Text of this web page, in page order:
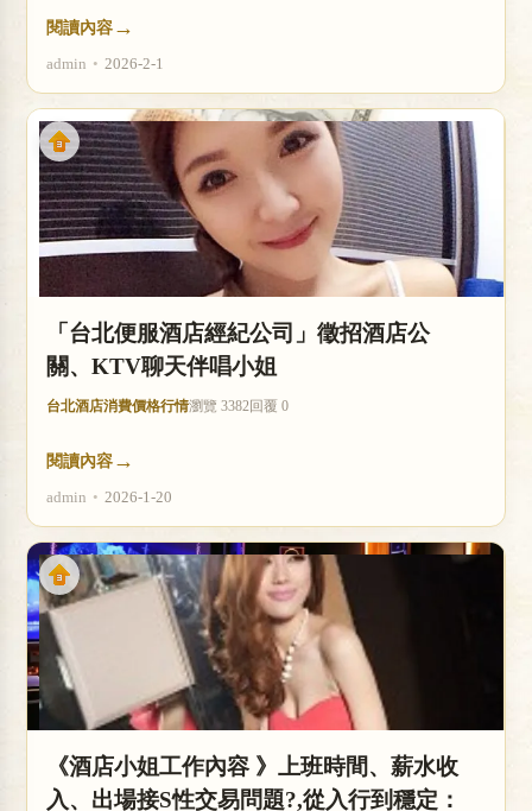
閱讀內容 →
admin • 2026-2-1
「台北便服酒店經紀公司」徵招酒店公
關、KTV聊天伴唱小姐
台北酒店消費價格行情瀏覽 3382回覆 0
閱讀內容 →
admin • 2026-1-20
《酒店小姐工作內容 》上班時間、薪水收
入、出場接S性交易問題?,從入行到穩定：